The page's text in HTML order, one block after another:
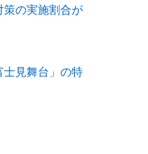
策の実施割合が
士見舞台」の特